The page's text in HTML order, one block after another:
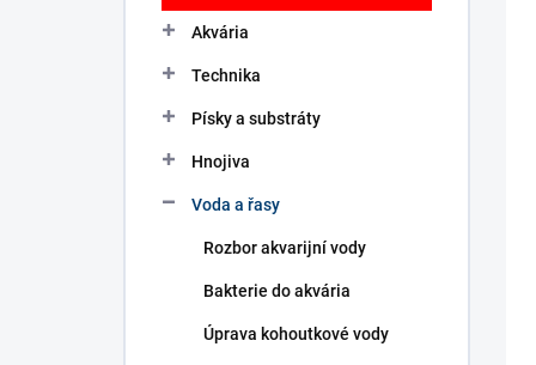
Akvária
Technika
Písky a substráty
Hnojiva
Voda a řasy
Rozbor akvarijní vody
Bakterie do akvária
Úprava kohoutkové vody